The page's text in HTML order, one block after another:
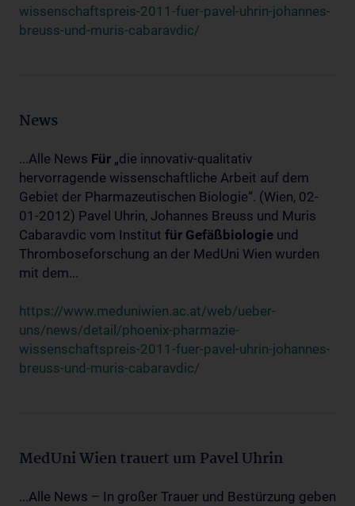
wissenschaftspreis-2011-fuer-pavel-uhrin-johannes-
breuss-und-muris-cabaravdic/
News
...Alle News Für „die innovativ-qualitativ
hervorragende wissenschaftliche Arbeit auf dem
Gebiet der Pharmazeutischen Biologie“. (Wien, 02-
01-2012) Pavel Uhrin, Johannes Breuss und Muris
Cabaravdic vom Institut für Gefäßbiologie und
Thromboseforschung an der MedUni Wien wurden
mit dem...
https://www.meduniwien.ac.at/web/ueber-
uns/news/detail/phoenix-pharmazie-
wissenschaftspreis-2011-fuer-pavel-uhrin-johannes-
breuss-und-muris-cabaravdic/
MedUni Wien trauert um Pavel Uhrin
...Alle News – In großer Trauer und Bestürzung geben